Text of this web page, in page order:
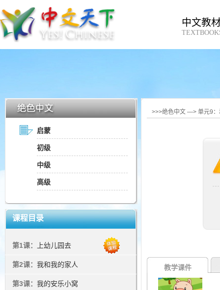
中文教
启蒙
初级
中级
高级
课程目录
第1课： 上幼儿园去
第2课： 我和我的家人
第3课： 我的安乐小窝
>>>绝色中文 —> 单元9
教学课件